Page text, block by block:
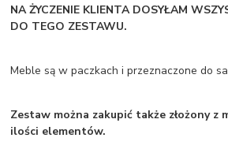
NA ŻYCZENIE KLIENTA DOSYŁAM
DO TEGO ZESTAWU.
Meble są w paczkach i przeznaczone do
Zestaw można zakupić także złożony z
ilości elementów.